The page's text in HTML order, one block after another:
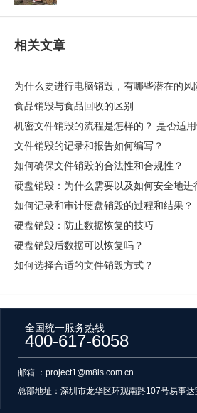
相关文章
为什么要进行电脑销毁，有哪些潜在的风
食品销毁与食品回收的区别
机密文件销毁的流程是怎样的？ 是否适
文件销毁的记录和报告如何编写？
如何确保文件销毁的合法性和合规性？
硬盘销毁：为什么需要以及如何安全地进
如何记录和审计硬盘销毁的过程和结果？
硬盘销毁：防止数据恢复的技巧
硬盘销毁后数据可以恢复吗？
如何选择合适的文件销毁方式？
全国统一服务热线
400-617-6058
邮箱 ：project1@m8is.com.cn
总部地址： 深圳市龙华区环观南路107号易事